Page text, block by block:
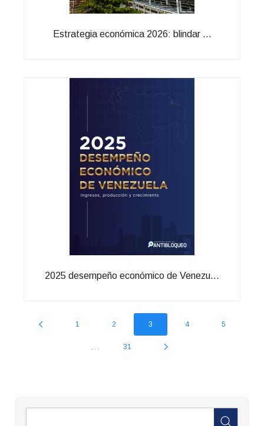
Estrategia económica 2026: blindar ...
2025 desempeño económico de Venezu...
1 2 3 4 5
... 31